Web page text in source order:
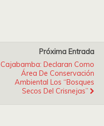
Próxima Entrada
Cajabamba: Declaran Como
Área De Conservación
Ambiental Los “Bosques
Secos Del Crisnejas”